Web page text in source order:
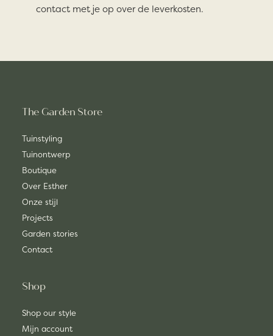
contact met je op over de leverkosten.
The Garden Store
Tuinstyling
Tuinontwerp
Boutique
Over Esther
Onze stijl
Projects
Garden stories
Contact
Shop
Shop our style
Mijn account